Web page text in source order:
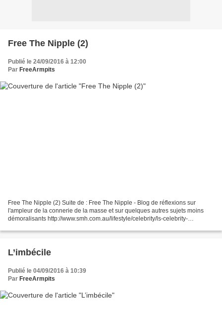
Free The Nipple (2)
Publié le 24/09/2016 à 12:00
Par FreeArmpits
Free The Nipple (2) Suite de : Free The Nipple - Blog de réflexions sur
l'ampleur de la connerie de la masse et sur quelques autres sujets moins
démoralisants http://www.smh.com.au/lifestyle/celebrity/ls-celebrity-
zrvng.html...
L’imbécile
Publié le 04/09/2016 à 10:39
Par FreeArmpits